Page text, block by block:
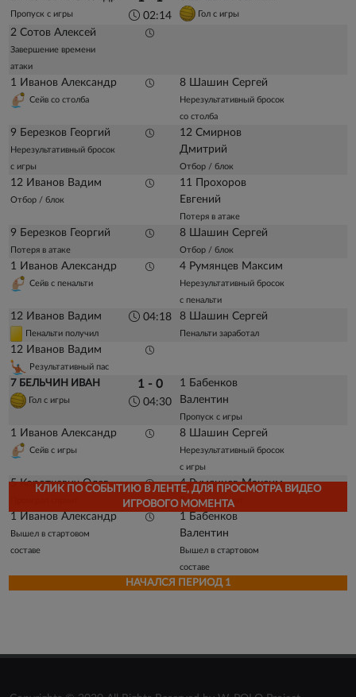
Пропуск с игры 02:14 Гол с игры
2 Сотов Алексей
Завершение времени
атаки
1 Иванов Александр
Сейв со столба
8 Шашин Сергей
Нерезультативный бросок
со столба
9 Березков Георгий
Нерезультативный бросок
с игры
12 Смирнов
Дмитрий
Отбор / блок
12 Иванов Вадим
Отбор / блок
11 Прохоров
Евгений
Потеря в атаке
9 Березков Георгий
Потеря в атаке
8 Шашин Сергей
Отбор / блок
1 Иванов Александр
Сейв с пенальти
4 Румянцев Максим
Нерезультативный бросок
с пенальти
12 Иванов Вадим
Пенальти получил
04:18 8 Шашин Сергей
Пенальти заработал
12 Иванов Вадим
Результативный пас
7 БЕЛЬЧИН ИВАН
Гол с игры
1 - 0
04:30
1 Бабенков
Валентин
Пропуск с игры
1 Иванов Александр
Сейв с игры
8 Шашин Сергей
Нерезультативный бросок
с игры
5 Короткевич Олег 4 Румянцев Максим
Выиграл спринт
1 Иванов Александр
Вышел в стартовом
составе
1 Бабенков
Валентин
Вышел в стартовом
составе
НАЧАЛСЯ ПЕРИОД 1
КЛИК ПО СОБЫТИЮ В ЛЕНТЕ, ДЛЯ ПРОСМОТРА ВИДЕО
ИГРОВОГО МОМЕНТА